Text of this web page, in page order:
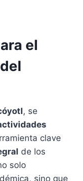
el
, se
clave
de los
solo
sino que